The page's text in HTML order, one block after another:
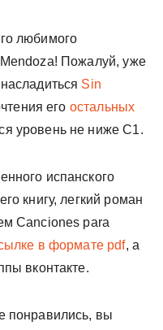
любимого
Mendoza! Пожалуй, уже
Sin
его остальных
уровень не ниже C1.
испанского
книгу, легкий роман
Canciones para
в формате pdf, а
вконтакте.
понравились, вы